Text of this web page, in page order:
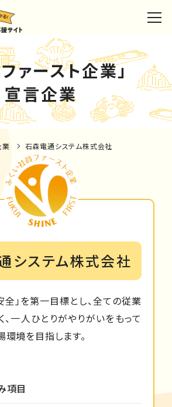
ァースト企業」
宣言企業
業 石森電通システム株式会社
システム株式会社
全」を第一目標とし、全ての従業
、一人ひとりがやりがいをもって
境を目指します。
項目